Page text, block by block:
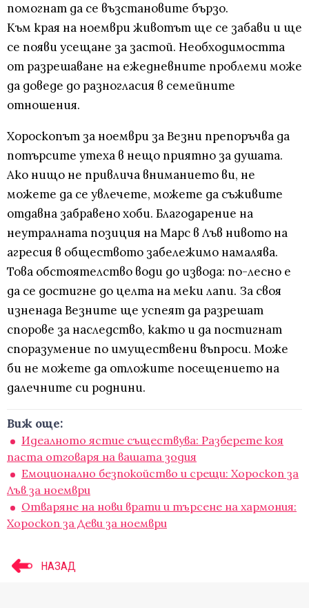
помогнат да се възстановите бързо.
Към края на ноември животът ще се забави и ще
се появи усещане за застой. Необходимостта
от разрешаване на ежедневните проблеми може
да доведе до разногласия в семейните
отношения.
Хороскопът за ноември за Везни препоръчва да
потърсите утеха в нещо приятно за душата.
Ако нищо не привлича вниманието ви, не
можете да се увлечете, можете да съживите
отдавна забравено хоби. Благодарение на
неутралната позиция на Марс в Лъв нивото на
агресия в обществото забележимо намалява.
Това обстоятелство води до извода: по-лесно е
да се достигне до целта на меки лапи. За своя
изненада Везните ще успеят да разрешат
спорове за наследство, както и да постигнат
споразумение по имуществени въпроси. Може
би не можете да отложите посещението на
далечните си роднини.
Виж още:
Идеалното ястие съществува: Разберете коя
паста отговаря на вашата зодия
Емоционално безпокойство и срещи: Хороскоп за
Лъв за ноември
Отваряне на нови врати и търсене на хармония:
Хороскоп за Деви за ноември
НАЗАД